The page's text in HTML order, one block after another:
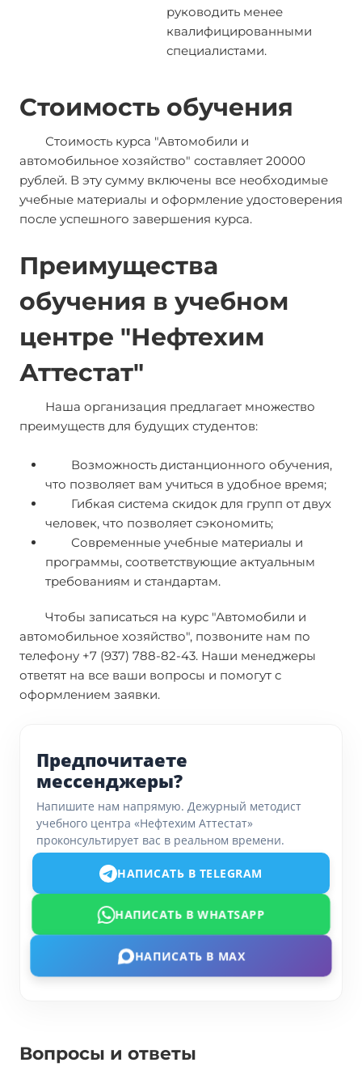
руководить менее
квалифицированными
специалистами.
Стоимость обучения
Стоимость курса "Автомобили и
автомобильное хозяйство" составляет 20000
рублей. В эту сумму включены все необходимые
учебные материалы и оформление удостоверения
после успешного завершения курса.
Преимущества
обучения в учебном
центре "Нефтехим
Аттестат"
Наша организация предлагает множество
преимуществ для будущих студентов:
Возможность дистанционного обучения,
что позволяет вам учиться в удобное время;
Гибкая система скидок для групп от двух
человек, что позволяет сэкономить;
Современные учебные материалы и
программы, соответствующие актуальным
требованиям и стандартам.
Чтобы записаться на курс "Автомобили и
автомобильное хозяйство", позвоните нам по
телефону +7 (937) 788-82-43. Наши менеджеры
ответят на все ваши вопросы и помогут с
оформлением заявки.
Предпочитаете
мессенджеры?
Напишите нам напрямую. Дежурный методист
учебного центра «Нефтехим Аттестат»
проконсультирует вас в реальном времени.
НАПИСАТЬ В TELEGRAM
НАПИСАТЬ В WHATSAPP
НАПИСАТЬ В MAX
Вопросы и ответы